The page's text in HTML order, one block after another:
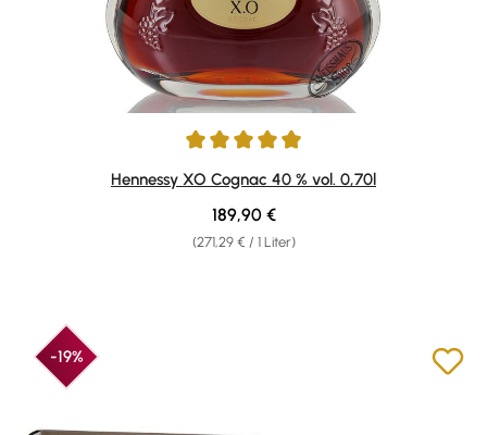
Durchschnittliche Bewertung von 4.98 von 5 Sternen
Hennessy XO Cognac 40 % vol. 0,70l
(271,29 € / 1 Liter)
Regulärer Preis:
189,90 €
-19%